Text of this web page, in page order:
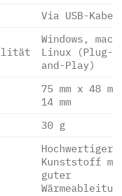
Via USB-Kabel
Windows,
Linux (Plug-
and-Play)
75 mm x 48
14 mm
30 g
Hochwertiger
Kunststoff
guter